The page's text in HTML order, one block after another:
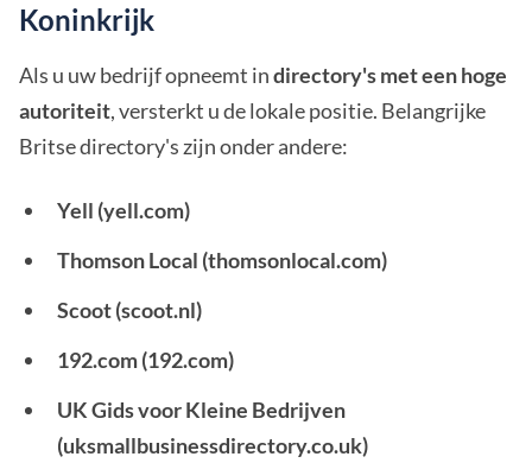
Koninkrijk
Als u uw bedrijf opneemt indirectory's met een hoge
autoriteit, versterkt u de lokale positie. Belangrijke
Britse directory's zijn onder andere:
Yell (yell.com)
Thomson Local (thomsonlocal.com)
Scoot (scoot.nl)
192.com (192.com)
UK Gids voor Kleine Bedrijven
(uksmallbusinessdirectory.co.uk)